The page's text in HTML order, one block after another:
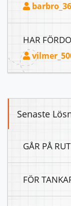
HAR
Senaste
GÅR PÅ
FÖR